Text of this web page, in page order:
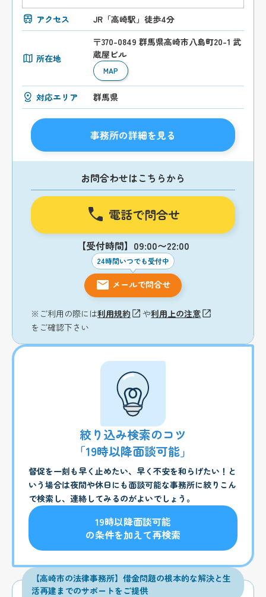
アクセス JR「高崎駅」徒歩4分
所在地
〒370-0849 群馬県高崎市八島町20-1 武
蔵屋ビル
MAP
対応エリア 群馬県
事務所の詳細を見る
お問合わせはこちらから
電話で問合せ
【受付時間】09:00〜22:00
24時間いつでも受付中
メールで問合せ
※ご利用の際には利用規約 や利用上の注意
をご確認下さい
絞り込み検索のコツ
「19時以降面談可能」
督促を一刻も早く止めたい、早く不安を和らげたい！と
いう場合は夜間や休日にも面談可能な事務所に絞りこん
で検索し、連絡してみるのがよいでしょう。
19時以降面談可能
の条件を加えて再検索
【高崎市の法律事務所】借金問題の根本的な解決と生
活再建までのサポートをご提供